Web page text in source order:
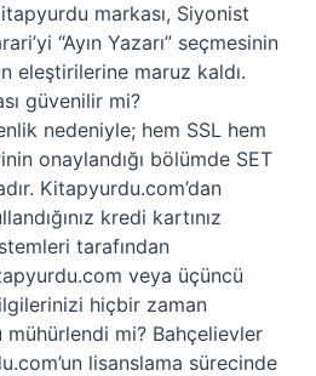
markası, Siyonist
“Ayın Yazarı” seçmesinin
eleştirilerine maruz kaldı.
güvenilir mi?
nedeniyle; hem SSL hem
onaylandığı bölümde SET
Kitapyurdu.com’dan
kredi kartınız
tarafından
veya üçüncü
hiçbir zaman
mi? Bahçelievler
lisanslama sürecinde